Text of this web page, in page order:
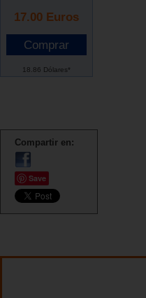
17.00 Euros
18.86 Dólares*
Compartir en:
Save